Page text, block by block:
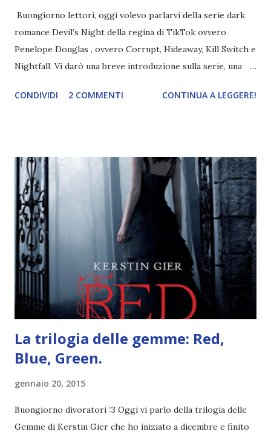
Buongiorno lettori, oggi volevo parlarvi della serie dark
romance Devil’s Night della regina di TikTok ovvero
Penelope Douglas , ovvero Corrupt, Hideaway, Kill Switch e
Nightfall. Vi darò una breve introduzione sulla serie, una
e anche un breve commento sui libri singoli. I libri sono in
grande (Devil's Night 1#) Autrice : Penelope Douglas
Pagine: 448 Editore: Newton Compton Editori
Pubblicazione: 10 Gennaio 2023 Traduttore: Laura Lancini
Trama: “Si chiama Michael Crist. È il fratello maggiore del
mio ragazzo ed è come quei film dell'orrore che guardi
coprendoti gli occhi. È bellissimo, forte, e assolutamente
terrificante. Non mi vede neppure. Ma io l'ho notato. L'ho
visto, l'ho sentito. Le cose che ha fatto, i misfatti ch...
CONDIVIDI 2 COMMENTI CONTINUA A LEGGERE!
La trilogia delle gemme: Red,
Blue, Green.
gennaio 20, 2015
Buongiorno divoratori :3 Oggi vi parlo della trilogia delle
Gemme di Kerstin Gier che ho iniziato a dicembre e finito